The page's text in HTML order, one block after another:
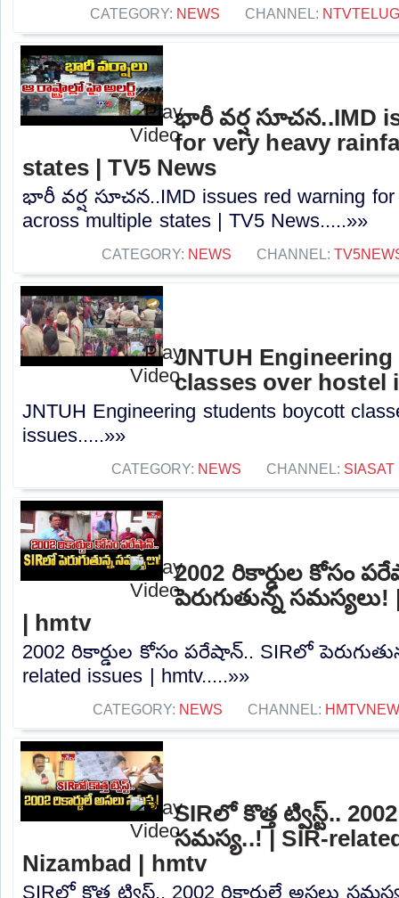
CATEGORY: NEWS CHANNEL:
భారీ వర్ష సూచన..IMD
for very heavy
states | TV5 News
భారీ వర్ష సూచన..IMD issues red warning for
across multiple states | TV5 News.....»»
CATEGORY: NEWS CHANNEL:
JNTUH
classes over hostel
JNTUH Engineering students boycott
issues.....»»
CATEGORY: NEWS CHANNEL: SIASAT
2002 రికార్డుల కోసం
పెరుగుతున్న
| hmtv
2002 రికార్డుల కోసం పరేషాన్.. SIRలో
related issues | hmtv.....»»
CATEGORY: NEWS CHANNEL:
SIRలో కొత్త ట్విస్ట్..
సమస్య..! | SIR-
Nizambad | hmtv
SIRలో కొత్త ట్విస్ట్.. 2002 రికార్డులే అసలు